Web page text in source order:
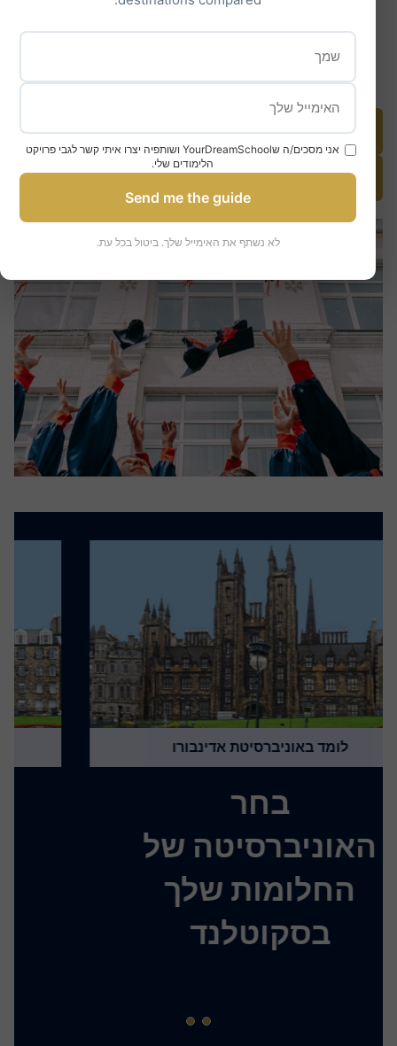
התקבלו!
באוניברסיטה מהשורה הראשונה
קבעו פגישת ייעוץ חינם
Échangez avec un consultant par Chat
בחר
האוניברסיטה של
החלומות שלך
בסקוטלנד
לומד באוניברסיטת אדינבורו
אני מסכים/ה שYourDreamSchool ושותפיה יצרו איתי קשר לגבי פרויקט
הלימודים שלי.
Send me the guide
לא נשתף את האימייל שלך. ביטול בכל עת.